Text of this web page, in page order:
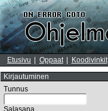
Etusivu Oppaat Koodivinkit
Kirjautuminen
Tunnus
Salasana